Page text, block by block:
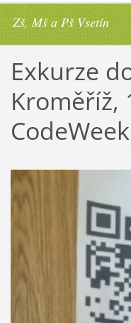
Zš, Mš a Pš Vsetín
Exkurze
Kroměříž,
CodeWeek